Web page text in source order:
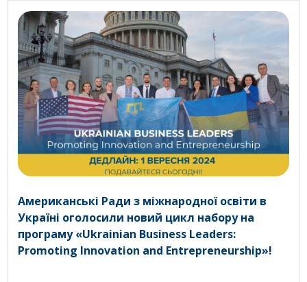
Американські Ради з міжнародної освіти в
Україні оголосили новий цикл набору на
програму «Ukrainian Business Leaders:
Promoting Innovation and Entrepreneurship»!